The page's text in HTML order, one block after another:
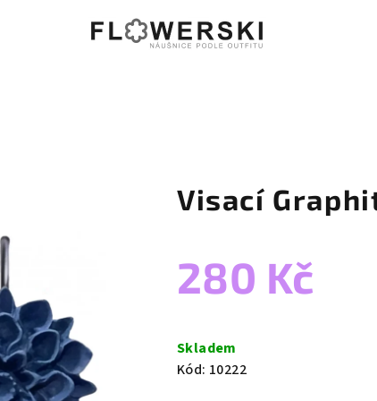
Visací
280 Kč
cena:
Skladem
Kód: 10222